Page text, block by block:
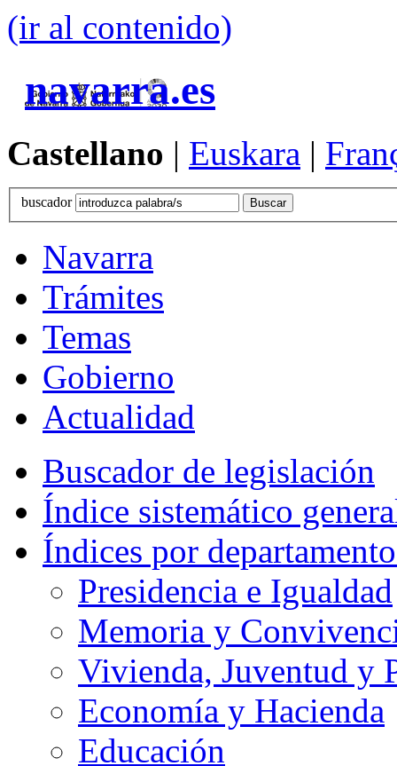
(ir al contenido)
navarra.es
Castellano | Euskara |
buscador
Navarra
Trámites
Temas
Gobierno
Actualidad
Buscador de legislación
Índice sistemático
Índices por
Presidencia e Igualdad
Memoria y
Vivienda, Juventud y
Economía y Hacienda
Educación